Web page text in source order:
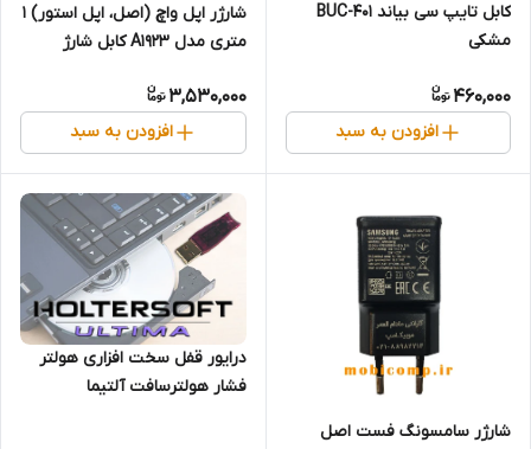
کابل تایپ سی بیاند BUC-401
مشکی
460,000
افزودن به سبد
شارژر اپل واچ (اصل، اپل استور) 1
متری مدل A1923 کابل شارژ
3,530,000
افزودن به سبد
شارژر سامسونگ فست اصل
درایور قفل سخت افزاری هولتر
فشار هولترسافت آلتیما